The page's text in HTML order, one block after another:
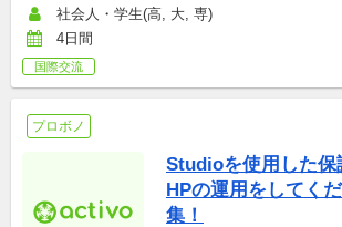
社会人・学生(高, 大, 専)
4日間
国際交流
プロボノ
Studioを使用した保
HPの運用をしてく
集！